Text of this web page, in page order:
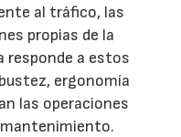
al tráfico, las
propias de la
responde a estos
ergonomía
las operaciones